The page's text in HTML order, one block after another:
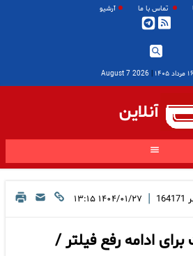
تماس با ما آرشیو
|
2026 August 7
آنلاین
164171
| ۱۴۰۴/۰۱/۲۷ ۱۳:۱۵
برای ادامه رفع فیلتر /